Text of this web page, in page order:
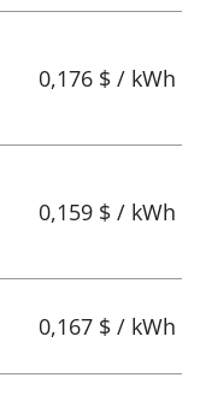
0,176 $ / kWh
0,159 $ / kWh
0,167 $ / kWh